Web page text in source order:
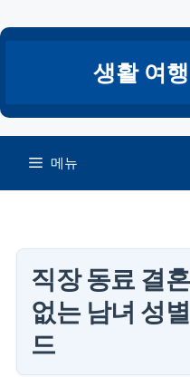
텐
건
너
생활 여
메뉴
직장 동료 결
없는 남녀 성
드